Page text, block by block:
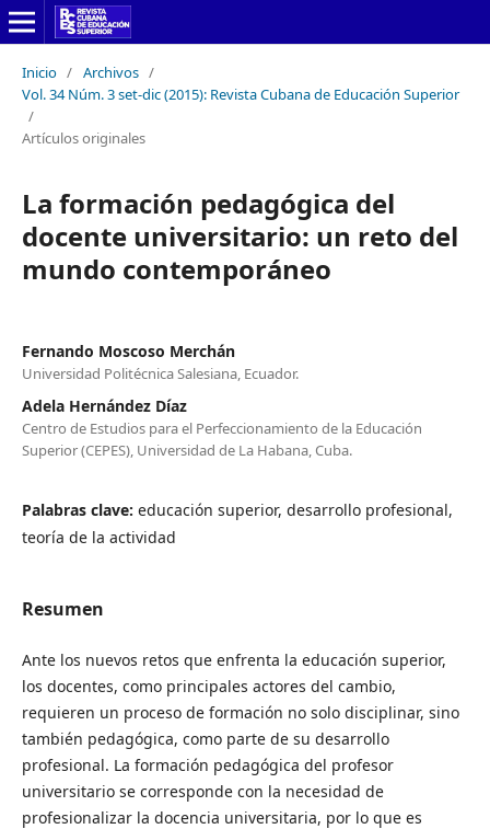
Inicio / Archivos /
Vol. 34 Núm. 3 set-dic (2015): Revista Cubana de Educación Superior
/
Artículos originales
La formación pedagógica del
docente universitario: un reto del
mundo contemporáneo
Fernando Moscoso Merchán
Universidad Politécnica Salesiana, Ecuador.
Adela Hernández Díaz
Centro de Estudios para el Perfeccionamiento de la Educación
Superior (CEPES), Universidad de La Habana, Cuba.
Palabras clave: educación superior, desarrollo profesional,
teoría de la actividad
Resumen
Ante los nuevos retos que enfrenta la educación superior,
los docentes, como principales actores del cambio,
requieren un proceso de formación no solo disciplinar, sino
también pedagógica, como parte de su desarrollo
profesional. La formación pedagógica del profesor
universitario se corresponde con la necesidad de
profesionalizar la docencia universitaria, por lo que es